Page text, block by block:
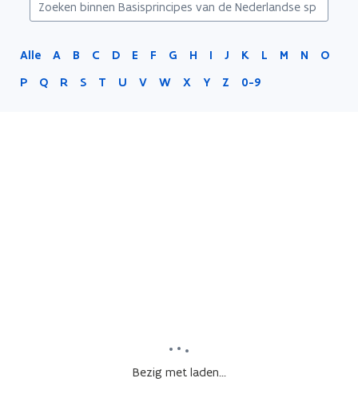
Alle A B C D E F G H I J K L M N
O
P
Q R S T U V W X Y Z 0-9
Bezig met laden...